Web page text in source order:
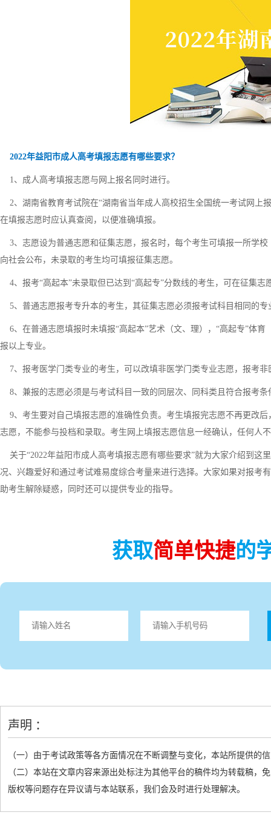
2022年益阳市成人高考填报志愿有哪些要求？
1、成人高考填报志愿与网上报名同时进行。
2、湖南省教育考试院在“湖南省当年成人高校招生全国统一考试网上
在填报志愿时应认真查阅，以便准确填报。
3、志愿设为普通志愿和征集志愿，报名时，每个考生可填报一所学
向社会公布，未录取的考生均可填报征集志愿。
4、报考“高起本”未录取但已达到“高起专”分数线的考生，可在征集志
5、普通志愿报考专升本的考生，其征集志愿必须报考试科目相同的
6、在普通志愿填报时未填报“高起本”艺术（文、理），“高起专”体
报以上专业。
7、报考医学门类专业的考生，可以改填非医学门类专业志愿，报考
8、兼报的志愿必须是与考试科目一致的同层次、同科类且符合报考条
9、考生要对自己填报志愿的准确性负责。考生填报完志愿不再更改
志愿，不能参与投档和录取。考生网上填报志愿信息一经确认，任何人
关于“2022年益阳市成人高考填报志愿有哪些要求”就为大家介绍到这
况、兴趣爱好和通过考试难易度综合考量来进行选择。大家如果对报考
助考生解除疑惑，同时还可以提供专业的指导。
获取简单快捷的
声明 ：
（一）由于考试政策等各方面情况在不断调整与变化，本站所提供的
（二）本站在文章内容来源出处标注为其他平台的稿件均为转载稿
版权等问题存在异议请与本站联系，我们会及时进行处理解决。